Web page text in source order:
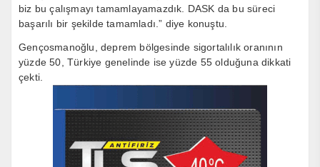
biz bu çalışmayı tamamlayamazdık. DASK da bu süreci
başarılı bir şekilde tamamladı.” diye konuştu.
Gençosmanoğlu, deprem bölgesinde sigortalılık oranının
yüzde 50, Türkiye genelinde ise yüzde 55 olduğuna dikkati
çekti.